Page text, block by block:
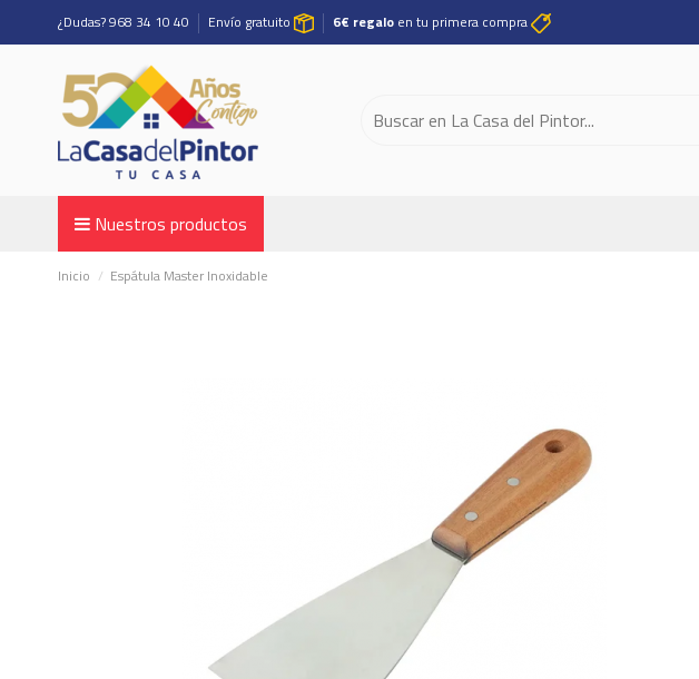
¿Dudas? 968 34 10 40 Envío gratuito 6€ regalo en tu primera compra
Nuestros productos
Inicio Espátula Master Inoxidable